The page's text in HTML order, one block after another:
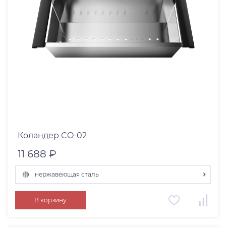
Коландер CO-02
11 688 ₽
нержавеющая сталь
вороненая сталь
светлое золото
В корзину